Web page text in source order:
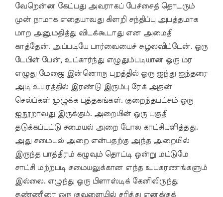
வேறென்ன கேட்பது அவராகப் பேச்சைத் தொடரும்
முன் நாமாக எதையாவது கிளறி சந்திப்பு அபத்தமாக
மாற அனுமதித்து விடக்கூடாது என அமைதி
காத்தேன். அப்படியே பார்வையைச் சுழலவிட்டேன். ஒரு
டேபிள் பேன், உட்கார்ந்து எழுதும்படியான ஒரு மர
எழுது மேஜை இன்னொரு புறத்தில் ஒரு ஐந்து ஐந்தரை
அடி உயரத்தில் இரண்டு இரும்பு ரேக் அதன்
செல்ப்கள் முழுக்க புத்தகங்கள். குறைந்தபட்சம் ஒரு
ஐநூறாவது இருக்கும். அறையின் ஒரு பகுதி
தடுக்கப்பட்டு சமையல் அறை போல காட்சியளித்தது.
அது சமையல் அறை என்பதற்கு அந்த அறையில்
இருந்த பாத்திரம் கழுவும் தொட்டி ஒன்று மட்டுமே
சாட்சி மற்றபடி சமையலுக்கான எந்த உபகரணங்களும்
இல்லை. எழுந்து ஒரு பிளாஸ்டிக் கேனிலிருந்து
தண்ணீரை ஒரு குவளையில் சரித்து எனக்குக்